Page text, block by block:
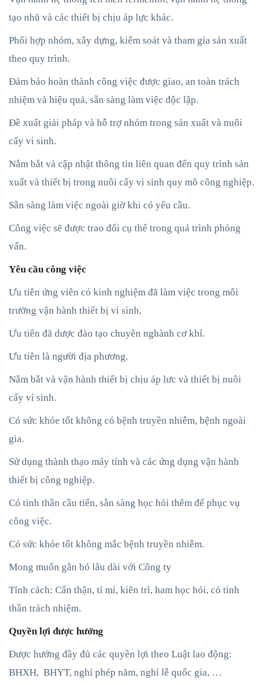
tạo nhũ và các thiết bị chịu áp lực khác.
Phối hợp nhóm, xây dựng, kiểm soát và tham gia sản xuất
theo quy trình.
Đảm bảo hoàn thành công việc được giao, an toàn trách
nhiệm và hiệu quả, sẵn sàng làm việc độc lập.
Đề xuất giải pháp và hỗ trợ nhóm trong sản xuất và nuôi
cấy vi sinh.
Nắm bắt và cập nhật thông tin liên quan đến quy trình sản
xuất và thiết bị trong nuôi cấy vi sinh quy mô công nghiệp.
Sẵn sàng làm việc ngoài giờ khi có yêu cầu.
Công việc sẽ được trao đổi cụ thể trong quá trình phỏng
vấn.
Yêu cầu công việc
Ưu tiên ứng viên có kinh nghiệm đã làm việc trong môi
trường vận hành thiết bị vi sinh,
Ưu tiên đã dược đào tạo chuyên nghành cơ khí.
Ưu tiên là người địa phương.
Nắm bắt và vận hành thiết bị chịu áp lưc và thiết bị nuôi
cấy vi sinh.
Có sức khỏe tốt không có bệnh truyền nhiễm, bệnh ngoài
gia.
Sử dụng thành thạo máy tính và các ứng dụng vận hành
thiết bị công nghiệp.
Có tinh thần cầu tiến, sẵn sàng học hỏi thêm để phục vụ
công việc.
Có sức khỏe tốt không mắc bệnh truyền nhiễm.
Mong muốn gắn bó lâu dài với Công ty
Tính cách: Cẩn thận, tỉ mỉ, kiên trì, ham học hỏi, có tinh
thần trách nhiệm.
Quyền lợi được hưởng
Được hưởng đầy đủ các quyền lợi theo Luật lao động:
BHXH, BHYT, nghỉ phép năm, nghỉ lễ quốc gia, …